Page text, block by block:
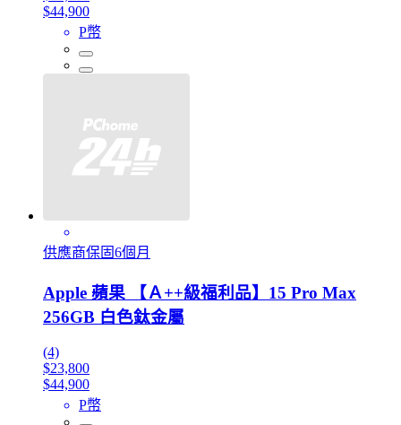
$44,900
P幣
供應商保固6個月
Apple 蘋果 【Ａ++級福利品】15 Pro Max
256GB 白色鈦金屬
(4)
$23,800
$44,900
P幣